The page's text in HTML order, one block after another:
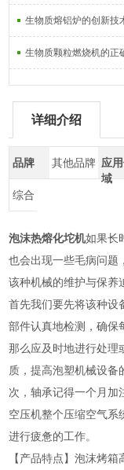
生物质熔铝炉的创新技
生物质颗粒燃烧机的正
详细介绍
品牌 其他品牌 应
域
综合
泡沫热熔化坨机如果长
也会出现一些毛病问题
该种机械的维护与保养
首先我们要先将该种设
部件认真地检测，确保
那么应及时地进行处理
质，提高泡塑机械设
次，轴承记得一个月加
空压机整个压缩空气系
进行疲惫的工作。
【产品特点】泡沫烤